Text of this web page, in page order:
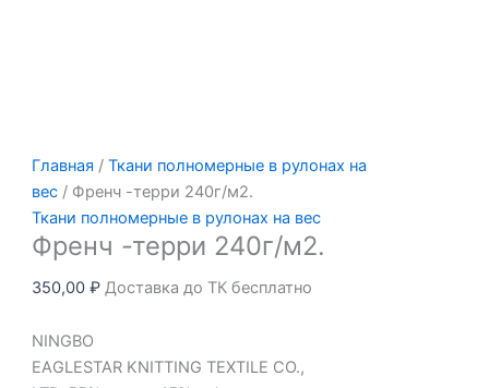
Главная /Ткани полномерные в рулонах на
вес / Френч -терри 240г/м2.
Ткани полномерные в рулонах на вес
Френч -терри 240г/м2.
350,00₽ Доставка до ТК бесплатно
NINGBO
EAGLESTAR KNITTING TEXTILE CO.,